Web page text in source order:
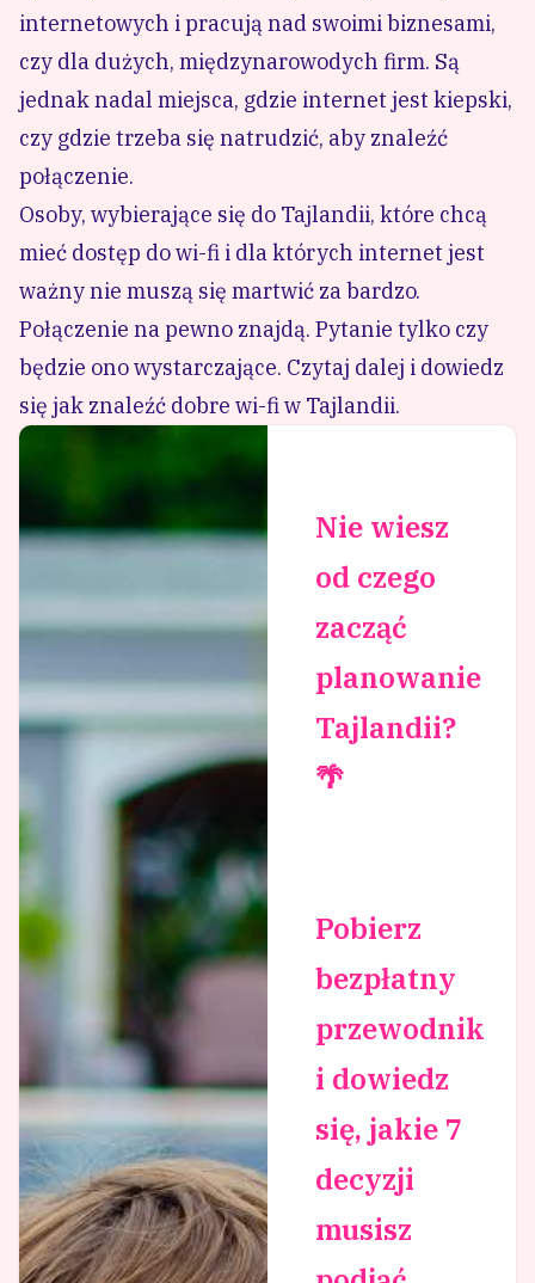
internetowych i pracują nad swoimi biznesami,
czy dla dużych, międzynarowodych firm. Są
jednak nadal miejsca, gdzie internet jest kiepski,
czy gdzie trzeba się natrudzić, aby znaleźć
połączenie.
Osoby, wybierające się do Tajlandii, które chcą
mieć dostęp do wi-fi i dla których internet jest
ważny nie muszą się martwić za bardzo.
Połączenie na pewno znajdą. Pytanie tylko czy
będzie ono wystarczające. Czytaj dalej i dowiedz
się jak znaleźć dobre wi-fi w Tajlandii.
Nie wiesz
od czego
zacząć
planowanie
Tajlandii?
🌴
Pobierz
bezpłatny
przewodnik
i dowiedz
się, jakie 7
decyzji
musisz